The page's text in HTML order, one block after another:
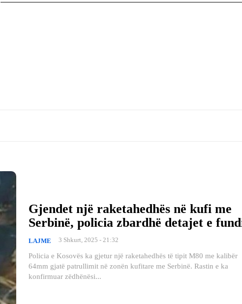
Gjendet një raketahedhës në kufi me
Serbinë, policia zbardhë detajet e
LAJME 3 Shkurt, 2025 - 21:32
Policia e Kosovës ka gjetur një raketahedhës të tipit M80 me kalibër
64mm gjatë patrullimit në zonën kufitare me Serbinë. Rastin e ka
konfirmuar zëdhënësi...